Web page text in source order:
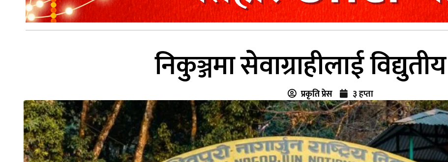
निकुञ्जमा सेवाग्राहीलाई
प्रकृति प्रेस ३ हप्ता